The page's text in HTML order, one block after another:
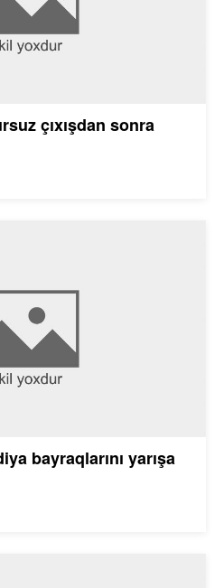
çıxışdan sonra
bayraqlarını yarışa